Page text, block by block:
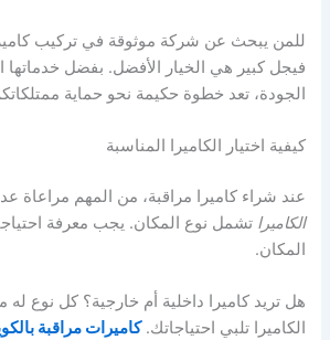
للمن يبحث عن شركة موثوقة في تركيب
فيجل كبير هي الخيار الأفضل. بفضل
الجودة، تعد خطوة حكيمة نحو حماية
كيفية اختيار الكاميرا المناسبة
عند شراء كاميرا مراقبة، من المهم مراعاة
الكاميرا تشمل نوع المكان. يجب معرفة
المكان.
هل تريد كاميرا داخلية أم خارجية؟ كل نوع له
الكاميرا تلبي احتياجاتك.كاميرات مراقبة